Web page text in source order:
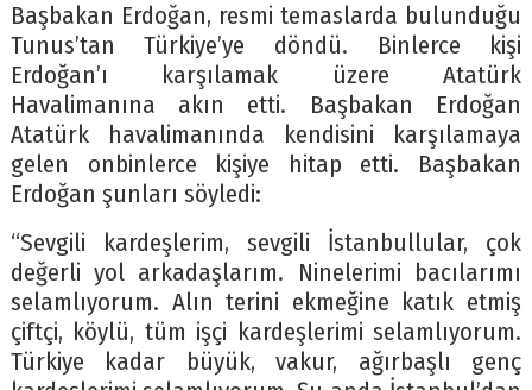
Başbakan Erdoğan, resmi temaslarda bulunduğu
Tunus’tan Türkiye’ye döndü. Binlerce kişi
Erdoğan’ı karşılamak üzere Atatürk
Havalimanına akın etti. Başbakan Erdoğan
Atatürk havalimanında kendisini karşılamaya
gelen onbinlerce kişiye hitap etti. Başbakan
Erdoğan şunları söyledi:
“Sevgili kardeşlerim, sevgili İstanbullular, çok
değerli yol arkadaşlarım. Ninelerimi bacılarımı
selamlıyorum. Alın terini ekmeğine katık etmiş
çiftçi, köylü, tüm işçi kardeşlerimi selamlıyorum.
Türkiye kadar büyük, vakur, ağırbaşlı genç